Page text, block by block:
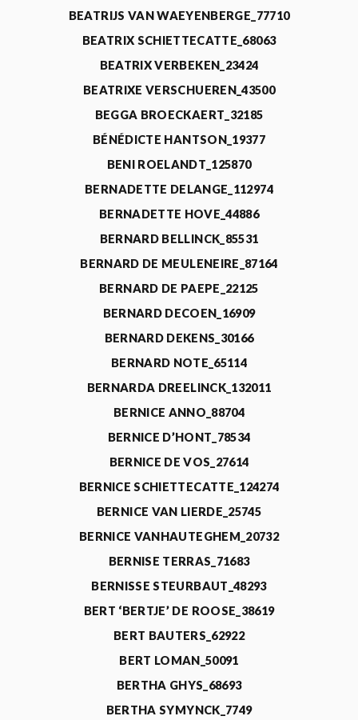
BEATRIJS VAN WAEYENBERGE_77710
BEATRIX SCHIETTECATTE_68063
BEATRIX VERBEKEN_23424
BEATRIXE VERSCHUEREN_43500
BEGGA BROECKAERT_32185
BÉNÉDICTE HANTSON_19377
BENI ROELANDT_125870
BERNADETTE DELANGE_112974
BERNADETTE HOVE_44886
BERNARD BELLINCK_85531
BERNARD DE MEULENEIRE_87164
BERNARD DE PAEPE_22125
BERNARD DECOEN_16909
BERNARD DEKENS_30166
BERNARD NOTE_65114
BERNARDA DREELINCK_132011
BERNICE ANNO_88704
BERNICE D’HONT_78534
BERNICE DE VOS_27614
BERNICE SCHIETTECATTE_124274
BERNICE VAN LIERDE_25745
BERNICE VANHAUTEGHEM_20732
BERNISE TERRAS_71683
BERNISSE STEURBAUT_48293
BERT ‘BERTJE’ DE ROOSE_38619
BERT BAUTERS_62922
BERT LOMAN_50091
BERTHA GHYS_68693
BERTHA SYMYNCK_7749